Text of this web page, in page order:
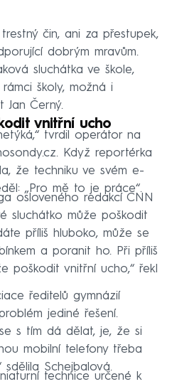
čin, ani za přestupek,
dobrým mravům.
sluchátka ve škole,
školy, možná i
Jan Černý.
vnitřní ucho
tvrdil operátor na
Když reportérka
že techniku ve svém e-
„Pro mě to je práce“.
osloveného redakcí CNN
sluchátko může poškodit
příliš hluboko, může se
a poranit ho. Při příliš
poškodit vnitřní ucho,“ řekl
ředitelů gymnázií
jediné řešení.
s tím dá dělat, je, že si
mobilní telefony třeba
sdělila Schejbalová.
technice určené k